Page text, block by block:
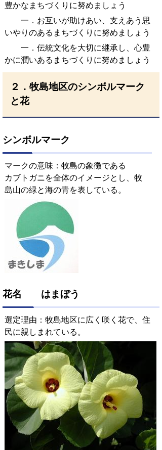
豊かなまちづくりに努めましょう
一．お互いが助けあい、支えあう思
いやりのあるまちづくりに努めましょう
一．伝統文化を大切に継承し、心豊
かに潤いあるまちづくりに努めましょう
２．牧島地区のシンボルマーク
と花
シンボルマーク
マークの意味：牧島の象徴である
カブトガニを全体のイメージとし、牧
島山の緑と海の青を表している。
花名 はまぼう
選定理由：牧島地区に広く咲く花で、住
民に親しまれている。